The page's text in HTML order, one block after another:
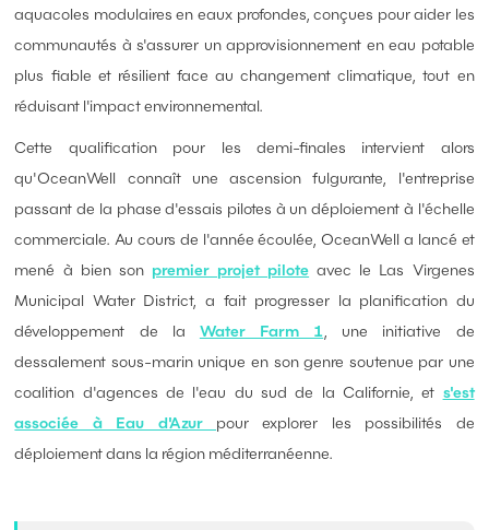
aquacoles modulaires en eaux profondes, conçues pour aider les
communautés à s'assurer un approvisionnement en eau potable
plus fiable et résilient face au changement climatique, tout en
réduisant l'impact environnemental.
Cette qualification pour les demi-finales intervient alors
qu'OceanWell connaît une ascension fulgurante, l'entreprise
passant de la phase d'essais pilotes à un déploiement à l'échelle
commerciale. Au cours de l'année écoulée, OceanWell a lancé et
mené à bien son premier projet pilote avec le Las Virgenes
Municipal Water District, a fait progresser la planification du
développement de la Water Farm 1, une initiative de
dessalement sous-marin unique en son genre soutenue par une
coalition d'agences de l'eau du sud de la Californie, et s'est
associée à Eau d'Azur pour explorer les possibilités de
déploiement dans la région méditerranéenne.